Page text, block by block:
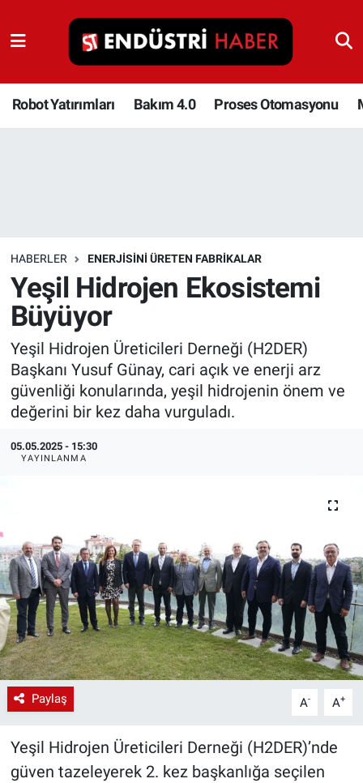
Robot Yatırımları Bakım 4.0 Proses Otomasyonu
HABERLER ENERJISINI ÜRETEN FABRIKALAR
Yeşil Hidrojen Ekosistemi
Büyüyor
Yeşil Hidrojen Üreticileri Derneği (H2DER)
Başkanı Yusuf Günay, cari açık ve enerji arz
güvenliği konularında, yeşil hidrojenin önem ve
değerini bir kez daha vurguladı.
05.05.2025 - 15:30
YAYINLANMA
Paylaş A- A+
Yeşil Hidrojen Üreticileri Derneği (H2DER)’nde
güven tazeleyerek 2. kez başkanlığa seçilen
Robot Yatırımları
Bakım 4.0
Depolama Çözümleri
İnşaat ve Malzeme
HaberOrtak
EndüstriST